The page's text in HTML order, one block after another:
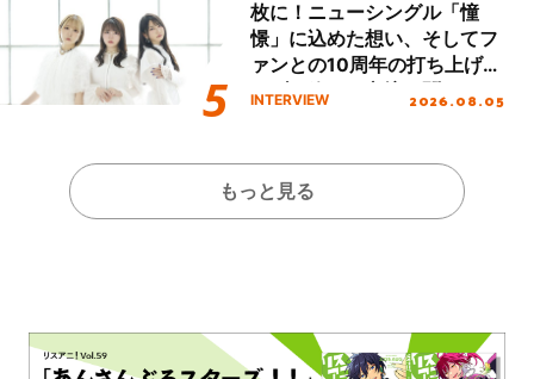
枚に！ニューシングル「憧
憬」に込めた想い、そしてフ
ァンとの10周年の打ち上げラ
イブを終えた心境を聞いた。
INTERVIEW 2026.08.05
もっと見る